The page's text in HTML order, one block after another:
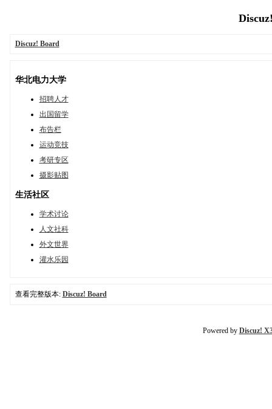
Discuz! Board
华北电力大学
招聘人才
出国留学
布告栏
运动竞技
考研专区
摄影贴图
生活社区
学术讨论
人文社科
外文世界
灌水乐园
查看完整版本: Discuz! Board
Powered by Discuz!